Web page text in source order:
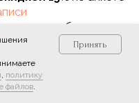
для быстрого
Силы»
, политику
файлов.
Принять